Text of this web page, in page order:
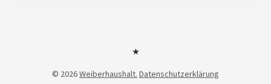
Datenschutzerklärung
© 2026Weiberhaushalt. Datenschutzerklärung